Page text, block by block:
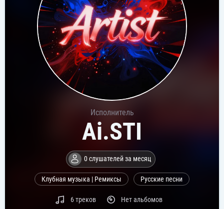
Исполнитель
Ai.STI
0 слушателей за месяц
Клубная музыка | Ремиксы Русские песни
6 треков Нет альбомов